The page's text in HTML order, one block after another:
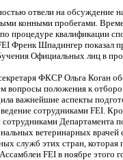
отвели на обсуждение
конными пробегами.
процедуре квалификации
Френк Шпадингер показал
Официальных лиц в
ФКСР Ольга Коган
вопросы положения к
важнейшие аспекты
сотрудниками FEI.
Департамента
ветеринарных врачей
служб этих стран, которая
FEI в ноябре этого